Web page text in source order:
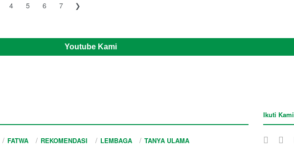
4 5 6 7 ❯
Youtube Kami
FATWA REKOMENDASI LEMBAGA TANYA ULAMA
Ikuti Kami